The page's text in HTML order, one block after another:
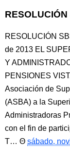
RESOLUCIÓN
de 2013 EL
Y
PENSIONES
Asociación de
(ASBA) a la
Administradoras
con el fin de
T…
sábado,